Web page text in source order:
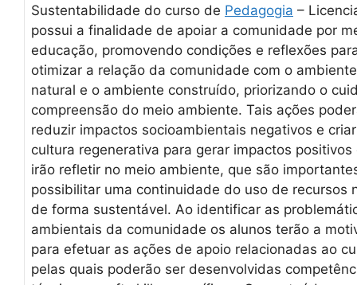
Sustentabilidade do curso de Pedagogia –
possui a finalidade de apoiar a comunidade por
educação, promovendo condições e reflexões
otimizar a relação da comunidade com o ambiente
natural e o ambiente construído, priorizando o
compreensão do meio ambiente. Tais ações
reduzir impactos socioambientais negativos e
cultura regenerativa para gerar impactos positivos
irão refletir no meio ambiente, que são
possibilitar uma continuidade do uso de recursos
de forma sustentável. Ao identificar as
ambientais da comunidade os alunos terão a
para efetuar as ações de apoio relacionadas ao
pelas quais poderão ser desenvolvidas